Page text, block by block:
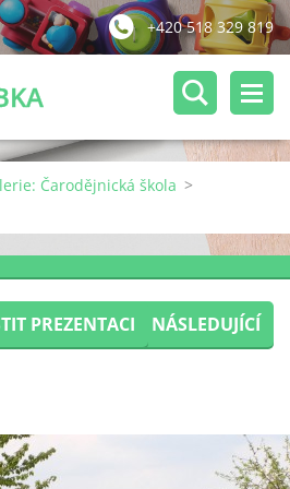
+420 518 329 819
Čarodějnická škola >
PREZENTACI NÁSLEDUJÍCÍ